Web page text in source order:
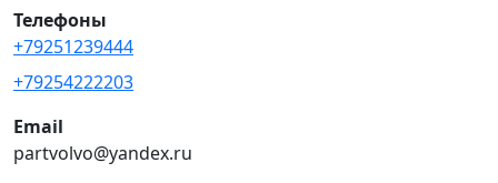
Телефоны
+79251239444
+79254222203
Email
partvolvo@yandex.ru